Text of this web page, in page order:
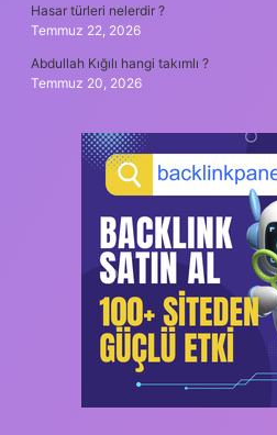
Hasar türleri nelerdir ?
Temmuz 22, 2026
Abdullah Kığılı hangi takımlı ?
Temmuz 20, 2026